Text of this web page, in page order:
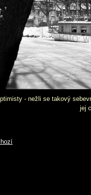
- nežli se takový
jej